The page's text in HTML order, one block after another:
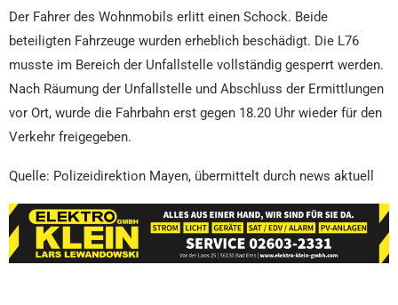
Der Fahrer des Wohnmobils erlitt einen Schock. Beide
beteiligten Fahrzeuge wurden erheblich beschädigt. Die L76
musste im Bereich der Unfallstelle vollständig gesperrt werden.
Nach Räumung der Unfallstelle und Abschluss der Ermittlungen
vor Ort, wurde die Fahrbahn erst gegen 18.20 Uhr wieder für den
Verkehr freigegeben.
Quelle: Polizeidirektion Mayen, übermittelt durch news aktuell